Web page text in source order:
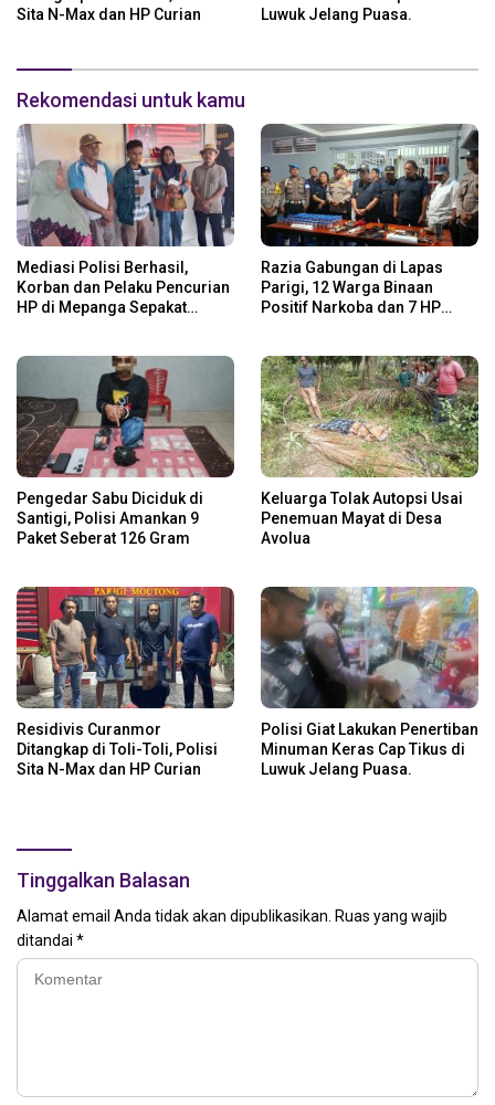
Sita N-Max dan HP Curian
Luwuk Jelang Puasa.
Rekomendasi untuk kamu
Mediasi Polisi Berhasil,
Korban dan Pelaku Pencurian
HP di Mepanga Sepakat
Razia Gabungan di Lapas
Parigi, 12 Warga Binaan
Positif Narkoba dan 7 HP
Pengedar Sabu Diciduk di
Santigi, Polisi Amankan 9
Paket Seberat 126 Gram
Keluarga Tolak Autopsi Usai
Penemuan Mayat di Desa
Avolua
Residivis Curanmor
Ditangkap di Toli-Toli, Polisi
Sita N-Max dan HP Curian
Polisi Giat Lakukan Penertiban
Minuman Keras Cap Tikus di
Luwuk Jelang Puasa.
Tinggalkan Balasan
Alamat email Anda tidak akan dipublikasikan. Ruas yang wajib
ditandai *